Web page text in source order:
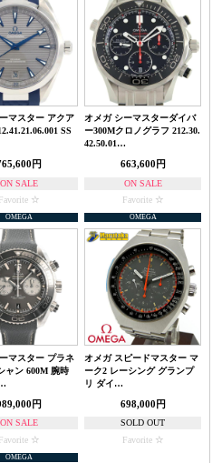
マスター アクア
SS
円
ON SALE
Favorite
オメガ シーマスターダイバ
ー300Mクロノグラフ 212.30.
42.50.01…
663,600円
ON SALE
Favorite
OMEGA
マスター プラネ
ャン 600M 腕時
円
ON SALE
Favorite
OMEGA
オメガ スピードマスター マ
ーク2 レーシング グランプ
リ ダイ…
698,000円
SOLD OUT
Favorite
OMEGA